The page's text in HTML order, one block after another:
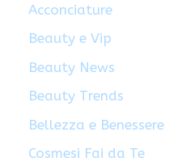
Acconciature
Beauty e Vip
Beauty News
Beauty Trends
Bellezza e Benessere
Cosmesi Fai da Te